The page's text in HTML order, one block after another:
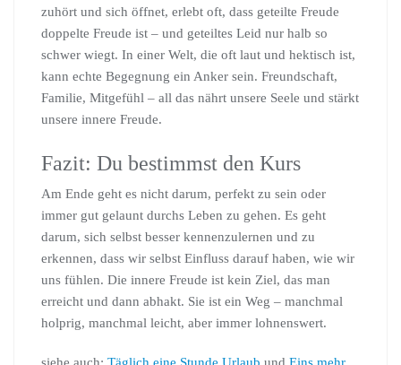
zuhört und sich öffnet, erlebt oft, dass geteilte Freude
doppelte Freude ist – und geteiltes Leid nur halb so
schwer wiegt. In einer Welt, die oft laut und hektisch ist,
kann echte Begegnung ein Anker sein. Freundschaft,
Familie, Mitgefühl – all das nährt unsere Seele und stärkt
unsere innere Freude.
Fazit: Du bestimmst den Kurs
Am Ende geht es nicht darum, perfekt zu sein oder
immer gut gelaunt durchs Leben zu gehen. Es geht
darum, sich selbst besser kennenzulernen und zu
erkennen, dass wir selbst Einfluss darauf haben, wie wir
uns fühlen. Die innere Freude ist kein Ziel, das man
erreicht und dann abhakt. Sie ist ein Weg – manchmal
holprig, manchmal leicht, aber immer lohnenswert.